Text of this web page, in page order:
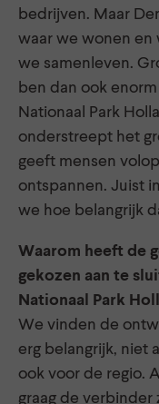
bedrijven. Maar
waar we wonen en
we samenleven.
ben dan ook
Nationaal Park
onderstreept het
geeft mensen
ontspannen. Juist
we hoe belangrijk
Waarom heeft de
gekozen aan te
Nationaal Park
We vinden de
erg belangrijk, niet
ook voor de regio.
graag de verbinder